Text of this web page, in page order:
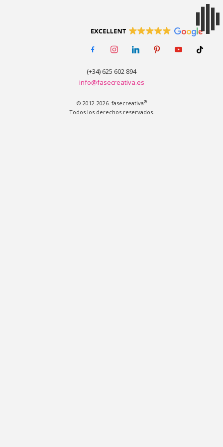
facebook-instagramlinkedin pinterestyoutube tiktok
(+34) 625 602 894
info@fasecreativa.es
© 2012-2026. fasecreativa®
Todos los derechos reservados.